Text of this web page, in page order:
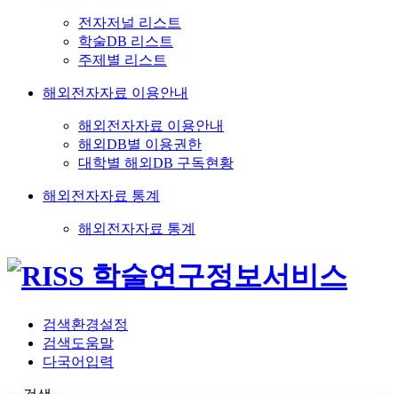
전자저널 리스트
학술DB 리스트
주제별 리스트
해외전자자료 이용안내
해외전자자료 이용안내
해외DB별 이용권한
대학별 해외DB 구독현황
해외전자자료 통계
해외전자자료 통계
검색환경설정
검색도움말
다국어입력